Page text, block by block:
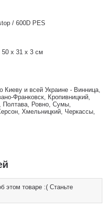
/ 600D PES
50 x 31 x 3 см
Киеву и всей Украине - Винница,
Франковск, Кропивницкий,
Полтава, Ровно, Сумы,
Хмельницкий, Черкассы,
этом товаре :( Станьте